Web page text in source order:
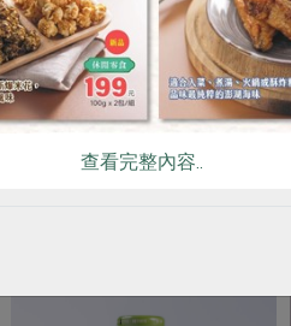
麵本家食品股份有限公司
原味寬麵(麵本家)-450g/
包
450克/3束
常溫
查看完整內容..